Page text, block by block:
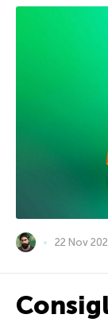
22 Nov